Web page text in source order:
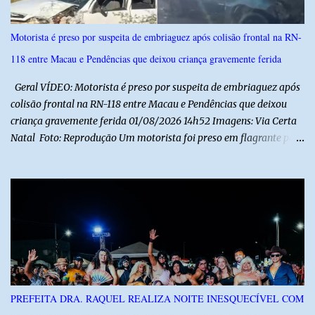
Motorista é preso por suspeita de embriaguez após colisão frontal na RN-
118 entre Macau e Pendências que deixou criança gravemente ferida
Geral VÍDEO: Motorista é preso por suspeita de embriaguez após
colisão frontal na RN-118 entre Macau e Pendências que deixou
criança gravemente ferida 01/08/2026 14h52 Imagens: Via Certa
Natal Foto: Reprodução Um motorista foi preso em flagrante por
Um dos condutores apresentava sinais de embriaguez, foi levado
ao Hospital Regional Tarcísio Maia, em Mossoró, e autuado em
flagrante. O exame pericial para confirmar a presença de álcool no
organismo está em andamento. No outro veículo estavam
funcionários da Caern que seguiam para uma partida de futebol. O
motorista e uma mulher sofreram ferimentos leves. A criança, que
PREFEITA DRA. RAQUEL REALIZA NOITE INESQUECÍVEL COM